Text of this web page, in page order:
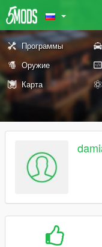
Программы
Оружие
Карта